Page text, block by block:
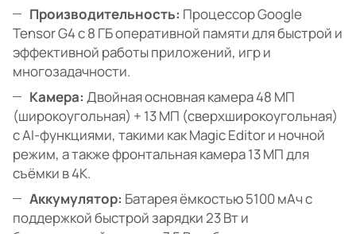
Производительность: Процессор Google
Tensor G4 с 8 ГБ оперативной памяти для быстрой и
эффективной работы приложений, игр и
многозадачности.
Камера: Двойная основная камера 48 МП
(широкоугольная) + 13 МП (сверхширокоугольная)
с AI-функциями, такими как Magic Editor и ночной
режим, а также фронтальная камера 13 МП для
съёмки в 4K.
Аккумулятор: Батарея ёмкостью 5100 мАч с
поддержкой быстрой зарядки 23 Вт и